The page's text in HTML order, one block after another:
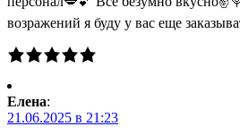
возражений я буду у вас еще
Елена:
21.06.2025 в 21:23